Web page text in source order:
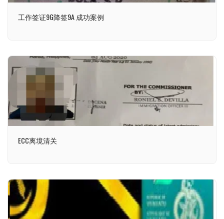
工作签证9G降签9A 成功案例
ECC离境清关